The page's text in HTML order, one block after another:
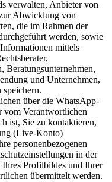
verwalten, Anbieter von
Abwicklung von
die im Rahmen der
werden, sowie
mittels
Beratungsunternehmen,
und Unternehmen,
speichern.
über die WhatsApp-
vom Verantwortlichen
ist, Sie zu kontaktieren,
(Live-Konto)
personenbezogenen
in der
Profilbildes und Ihrer
übermittelt werden.